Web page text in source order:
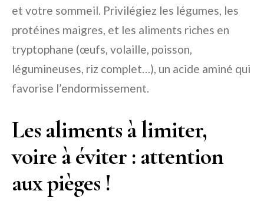
et votre sommeil. Privilégiez les légumes, les
protéines maigres, et les aliments riches en
tryptophane (œufs, volaille, poisson,
légumineuses, riz complet…), un acide aminé qui
favorise l’endormissement.
Les aliments à limiter,
voire à éviter : attention
aux pièges !